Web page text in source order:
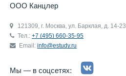
ООО Канцлер
121309, г. Москва, ул. Барклая, д. 14-23
Тел.: +7 (495) 660-35-95
Email: info@estudy.ru
Мы — в соцсетях: